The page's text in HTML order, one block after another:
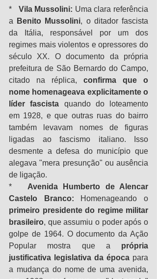
* Vila Mussolini: Uma clara referência
a
Benito Mussolini, o ditador fascista
da Itália, responsável por um dos
regimes mais violentos e opressores do
século XX. O documento da própria
prefeitura de São Bernardo do Campo,
citado na réplica, confirma que o
nome homenageava explicitamente o
líder fascista quando do loteamento
em 1928, e que outras ruas do bairro
também levavam nomes de figuras
ligadas ao fascismo italiano. Isso
desmente a defesa do município que
alegava "mera presunção" ou ausência
de ligação.
* Avenida Humberto de Alencar
Castelo Branco:
primeiro presidente do regime militar
brasileiro, que assumiu o poder após o
golpe de 1964. O documento da Ação
Popular mostra que a própria
justificativa legislativa da época para
a mudança do nome de uma avenida,